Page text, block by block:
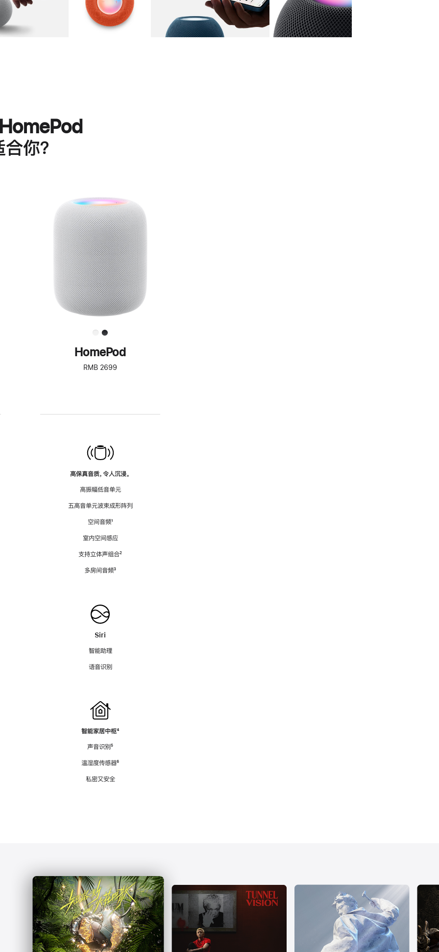
图库 图像 图库 图像 图库 图像 4 图库 图像 5
你？
进
一
步
了
解
HomePod<
HomePod
RMB 2699
高保真音质，令人沉浸。
高振幅低音单元
五高音单元波束成形阵列
空间音频脚
¹
室内空间感应
支持立体声组合脚
²
多房间音频脚
³
Siri
智能助理
语音识别
智能家居中枢脚
⁴
声音识别脚
⁵
温湿度传感器脚
⁶
私密又安全